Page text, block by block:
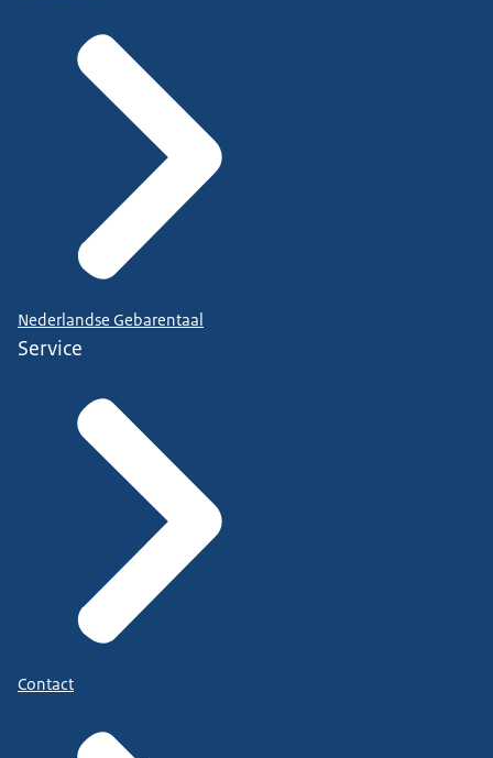
Nederlandse Gebarentaal
Service
Contact